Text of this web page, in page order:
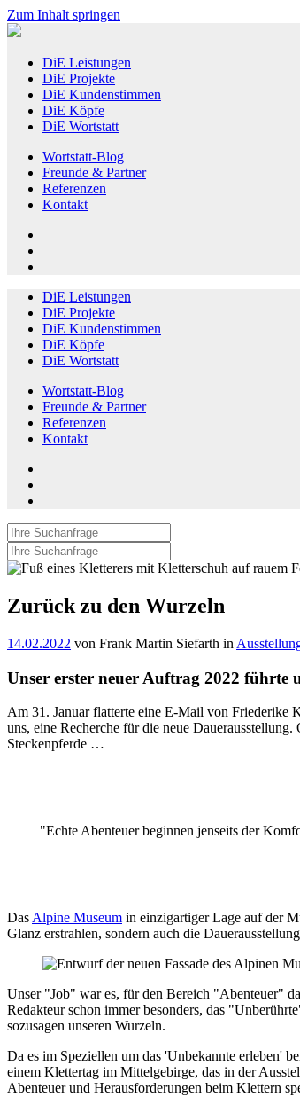
Zum Inhalt springen
DiE Leistungen
DiE Projekte
DiE Kundenstimmen
DiE Köpfe
DiE Wortstatt
Wortstatt-Blog
Freunde & Partner
Referenzen
Kontakt
DiE Leistungen
DiE Projekte
DiE Kundenstimmen
DiE Köpfe
DiE Wortstatt
Wortstatt-Blog
Freunde & Partner
Referenzen
Kontakt
Suche
nach:
Suche
nach:
Zurück zu den Wurzeln
14.02.2022 von Frank Martin Siefarth in
Unser erster neuer Auftrag 2022 führte
Am 31. Januar flatterte eine E-Mail von Friederike
uns, eine Recherche für die neue
Steckenpferde …
"Echte Abenteuer beginnen jenseits der
Das Alpine Museum in einzigartiger Lage auf der
Glanz erstrahlen, sondern auch die
Unser "Job" war es, für den Bereich "Abenteuer"
Redakteur schon immer besonders, das
sozusagen unseren Wurzeln.
Da es im Speziellen um das 'Unbekannte erleben'
einem Klettertag im Mittelgebirge, das in der
Abenteuer und Herausforderungen beim Klettern